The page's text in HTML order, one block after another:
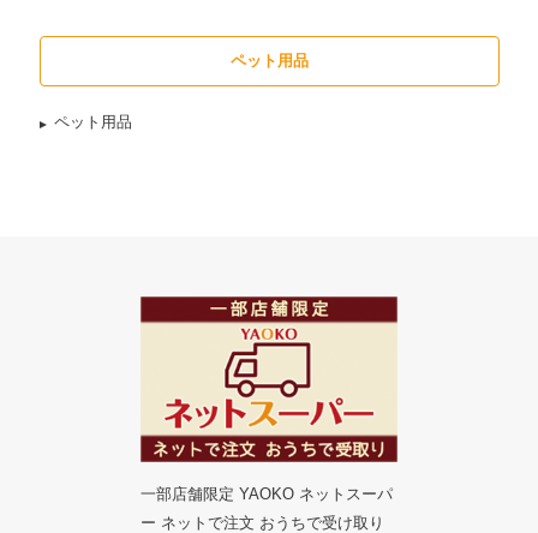
ペット用品
ペット用品
一部店舗限定 YAOKO ネットスーパ
ー ネットで注文 おうちで受け取り